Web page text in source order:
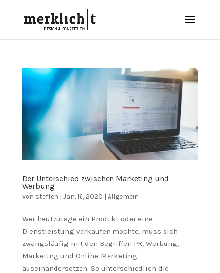
Der Unterschied zwischen Marketing und
Werbung
von steffen | Jan. 16, 2020 | Allgemein
Wer heutzutage ein Produkt oder eine
Dienstleistung verkaufen möchte, muss sich
zwangsläufig mit den Begriffen PR, Werbung,
Marketing und Online-Marketing
auseinandersetzen. So unterschiedlich die